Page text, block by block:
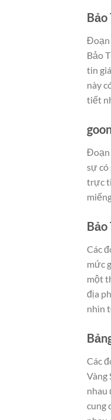
Bảo
Đoạn
Bảo
tin
này
tiết
Đoạn
sự có
trực
Bảo
Các
mức
một
địa
nhìn
Các
Vàng
nhau
cung